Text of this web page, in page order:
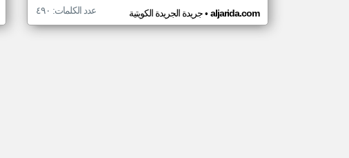
جريدة الجريدة الكويتية• aljarida.com عدد الكلمات: ٤٩٠